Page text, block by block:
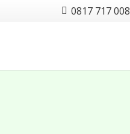
0817 717 008